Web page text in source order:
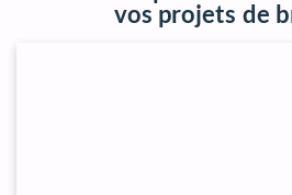
vos projets de